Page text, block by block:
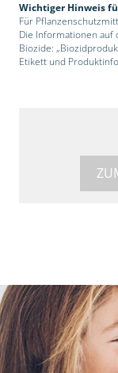
Wichtiger Hinweis
Für
Die Informationen auf
Biozide:
Etikett und